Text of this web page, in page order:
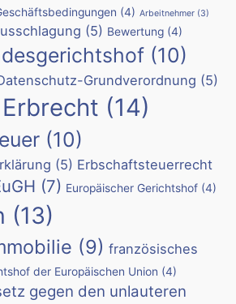
(4) Arbeitnehmer (3)
(5) Bewertung (4)
(10)
Grundverordnung (5)
Erbrecht (14)
(10)
(5) Erbschaftsteuerrecht
(7) Europäischer Gerichtshof (4)
(13)
(9) französisches
der Europäischen Union (4)
gegen den unlauteren